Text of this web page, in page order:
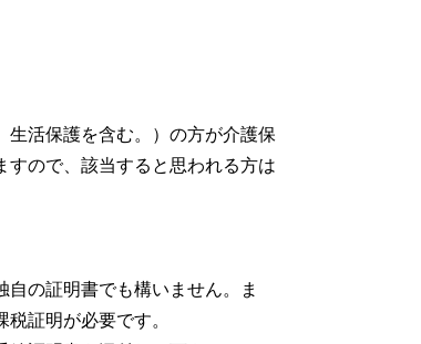
活保護を含む。）の方が介護保
すので、該当すると思われる方は
の証明書でも構いません。ま
証明が必要です。